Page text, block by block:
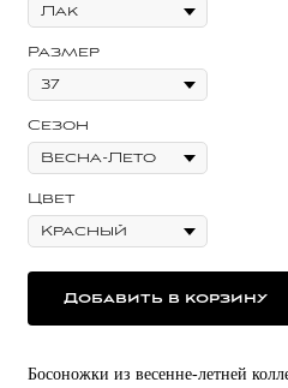
Размер
Сезон
Цвет
Добавить в корзину
Босоножки из весенне-летней